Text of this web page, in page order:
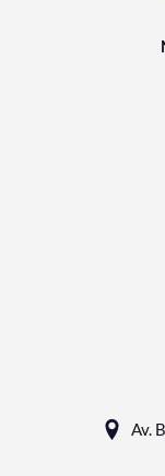
Av.